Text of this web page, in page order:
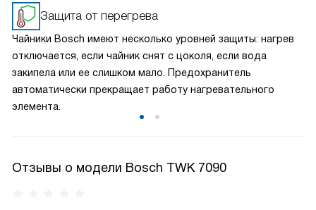
устройства, а также снижает энергопотребление и
минимизирует вероятность поражения электрическим
током. С этой опцией вы всегда можете быть уверены в
безопасности.
Защита от перегрева
Чайники Bosch имеют несколько уровней защиты: нагрев
отключается, если чайник снят с цоколя, если вода
закипела или ее слишком мало. Предохранитель
автоматически прекращает работу нагревательного
элемента.
Отзывы о модели Bosch TWK 7090